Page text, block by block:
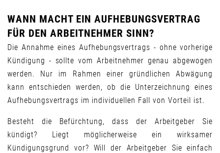
WANN MACHT EIN AUFHEBUNGSVERTRAG
FÜR DEN ARBEITNEHMER SINN?
Die Annahme eines Aufhebungsvertrags - ohne vorherige
Kündigung - sollte vom Arbeitnehmer genau abgewogen
werden. Nur im Rahmen einer gründlichen Abwägung
kann entschieden werden, ob die Unterzeichnung eines
Aufhebungsvertrags im individuellen Fall von Vorteil ist.
Besteht die Befürchtung, dass der Arbeitgeber Sie
kündigt? Liegt möglicherweise ein wirksamer
Kündigungsgrund vor? Will der Arbeitgeber Sie einfach